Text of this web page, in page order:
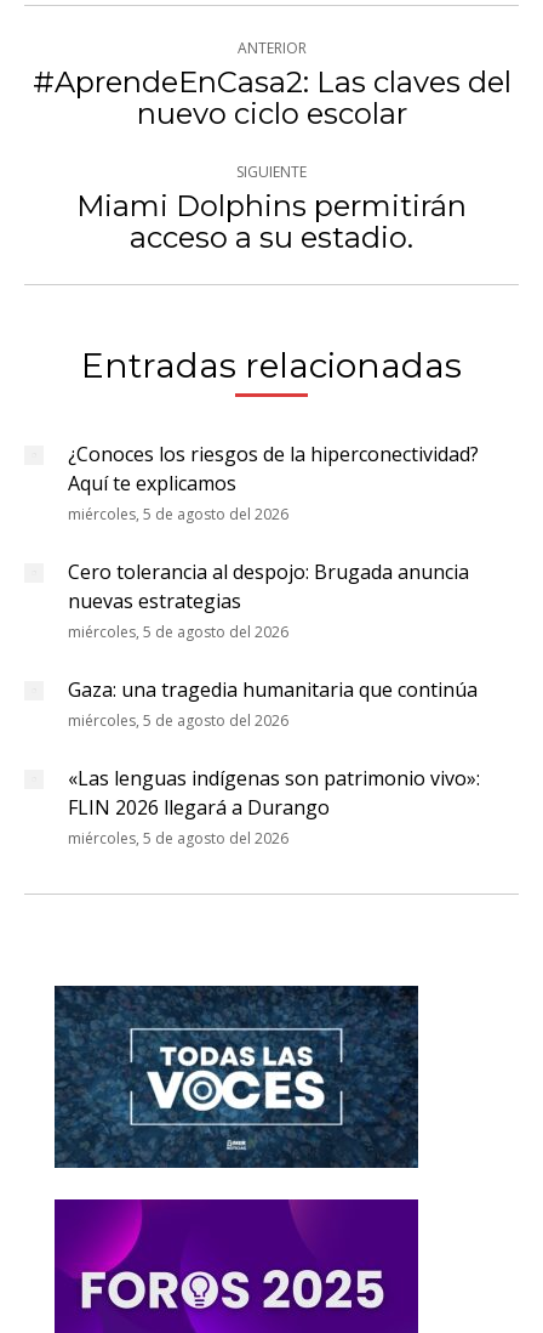
Navegación
entre
publicaciones
ANTERIOR
Publicación
anterior:
#AprendeEnCasa2: Las claves del
nuevo ciclo escolar
SIGUIENTE
Publicación
siguiente:
Miami Dolphins permitirán
acceso a su estadio.
Entradas relacionadas
¿Conoces los riesgos de la hiperconectividad?
Aquí te explicamos
miércoles, 5 de agosto del 2026
Cero tolerancia al despojo: Brugada anuncia
nuevas estrategias
miércoles, 5 de agosto del 2026
Gaza: una tragedia humanitaria que continúa
miércoles, 5 de agosto del 2026
«Las lenguas indígenas son patrimonio vivo»:
FLIN 2026 llegará a Durango
miércoles, 5 de agosto del 2026